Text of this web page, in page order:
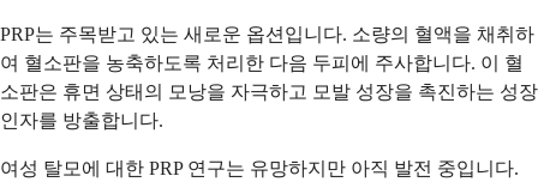
PRP는 주목받고 있는 새로운 옵션입니다. 소량의 혈액을 채취하
여 혈소판을 농축하도록 처리한 다음 두피에 주사합니다. 이 혈
소판은 휴면 상태의 모낭을 자극하고 모발 성장을 촉진하는 성장
인자를 방출합니다.
여성 탈모에 대한 PRP 연구는 유망하지만 아직 발전 중입니다.